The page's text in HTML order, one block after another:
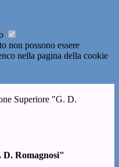
non possono essere
nella pagina della cookie
Superiore "G. D.
Romagnosi"